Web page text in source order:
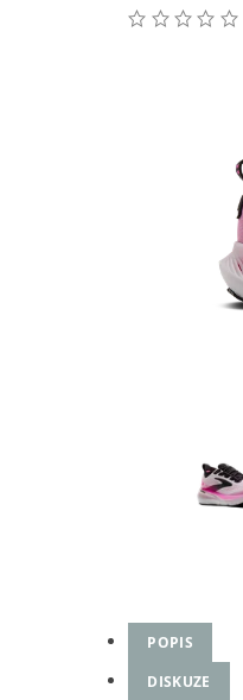
POPIS
DISKUZE